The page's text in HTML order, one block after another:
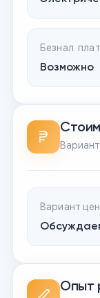
Безнал.
Возможно
Вариант
Опыт